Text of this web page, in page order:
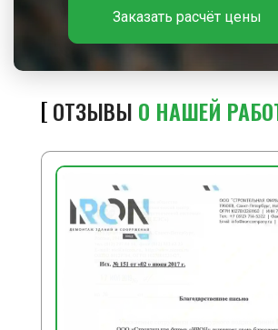
Заказать расчёт цены
ОТЗЫВЫ О НАШЕЙ